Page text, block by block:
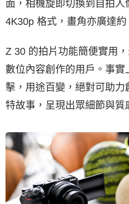
面，相機旋即切換到自拍
4K30p 格式，畫角亦廣達約
Z 30 的拍片功能簡便實用
數位內容創作的用戶。事實
擊，用途百變，絕對可助力
特故事，呈現出眾細節與質